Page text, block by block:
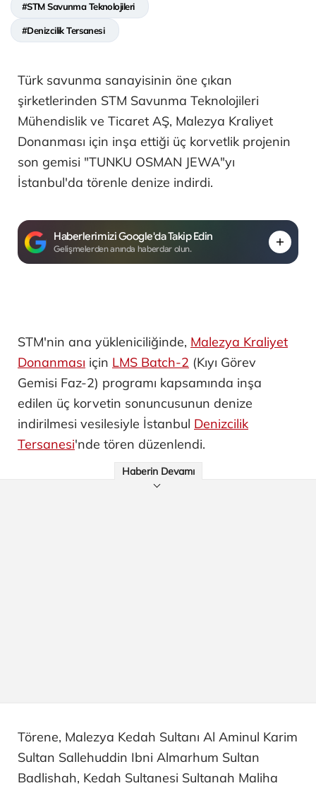
#STM Savunma Teknolojileri
#Denizcilik Tersanesi
Türk savunma sanayisinin öne çıkan
şirketlerinden STM Savunma Teknolojileri
Mühendislik ve Ticaret AŞ, Malezya Kraliyet
Donanması için inşa ettiği üç korvetlik projenin
son gemisi "TUNKU OSMAN JEWA"yı
İstanbul'da törenle denize indirdi.
Haberlerimizi Google'da Takip Edin
Gelişmelerden anında haberdar olun.
STM'nin ana yükleniciliğinde, Malezya Kraliyet
Donanması için LMS Batch-2 (Kıyı Görev
Gemisi Faz-2) programı kapsamında inşa
edilen üç korvetin sonuncusunun denize
indirilmesi vesilesiyle İstanbul Denizcilik
Tersanesi'nde tören düzenlendi.
Haberin Devamı
Törene, Malezya Kedah Sultanı Al Aminul Karim
Sultan Sallehuddin Ibni Almarhum Sultan
Badlishah, Kedah Sultanesi Sultanah Maliha